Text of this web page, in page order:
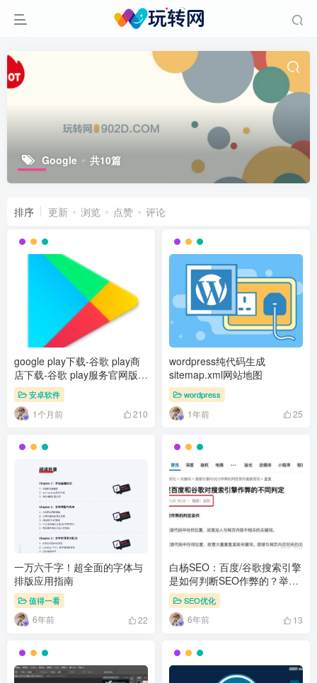
Google 共10篇
排序 更新 浏览 点赞 评论
google play下载-谷歌 play商
店下载-谷歌 play服务官网版下
载 安卓软件
1个月前 210
wordpress纯代码生成
sitemap.xml网站地图
wordpress
1年前 25
一万六千字！超全面的字体与
排版应用指南
值得一看
6年前 22
白杨SEO：百度/谷歌搜索引擎
是如何判断SEO作弊的？举例
说明SEO优化
6年前 13